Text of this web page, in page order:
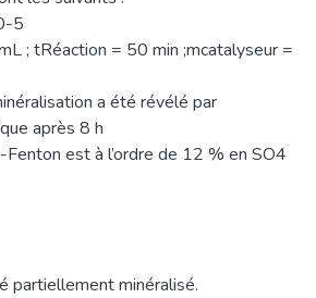
5
; tRéaction = 50 min ;mcatalyseur =
a été révélé par
après 8 h
est à l’ordre de 12 % en SO4
partiellement minéralisé.